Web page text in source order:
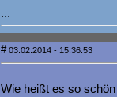
...
#03.02.2014 - 15:36:53
Wie heißt es so schön